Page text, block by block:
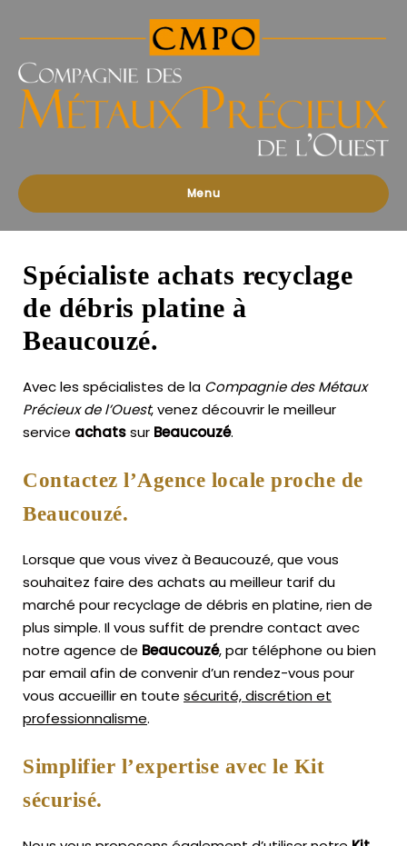
des
Précieux
l'Ouest
Menu
Spécialiste achats recyclage
de débris platine à
Beaucouzé.
Avec les spécialistes de la Compagnie des Métaux
Précieux de l’Ouest, venez découvrir le meilleur
service achatssur Beaucouzé.
Contactez l’Agence locale proche de
Beaucouzé.
Lorsque que vous vivez à Beaucouzé, que vous
souhaitez faire des achats au meilleur tarif du
marché pour recyclage de débris en platine, rien de
plus simple. Il vous suffit de prendre contact avec
notre agence de Beaucouzé, par téléphone ou bien
par email afin de convenir d’un rendez-vous pour
vous accueillir en toute sécurité, discrétion et
professionnalisme.
Simplifier l’expertise avec le Kit
sécurisé.